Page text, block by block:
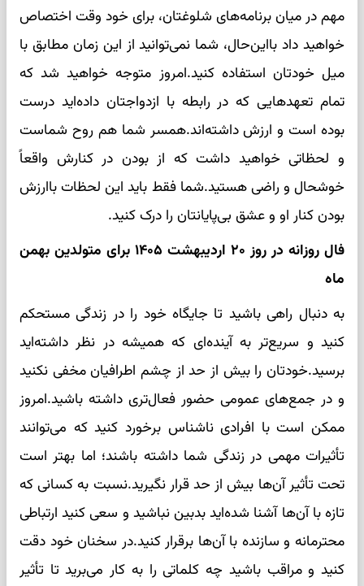
مهم در میان برنامه‌های شلوغتان، برای خود وقت اختصاص
خواهید داد بااین‌حال، شما نمی‌توانید از این زمان مطابق با
میل خودتان استفاده کنید.امروز متوجه خواهید شد که
تمام تعهدهایی که در رابطه با ازدواجتان داده‌اید درست
بوده است و ارزش داشته‌اند.همسر شما هم روح شماست
و لحظاتی خواهید داشت که از بودن در کنارش واقعاً
خوشحال و راضی هستید.شما فقط باید این لحظات باارزش
بودن کنار او و عشق بی‌پایانتان را درک کنید.
فال روزانه در روز ۲۰ اردیبهشت ۱۴۰۵ برای متولدین بهمن
ماه
به دنبال راهی باشید تا جایگاه خود را در زندگی مستحکم
کنید و سریع‌تر به آینده‌ای که همیشه در نظر داشته‌اید
برسید.خودتان را بیش از حد از چشم اطرافیان مخفی نکنید
و در جمع‌های عمومی حضور فعال‌تری داشته باشید.امروز
ممکن است با افرادی ناشناس برخورد کنید که می‌توانند
تأثیرات مهمی در زندگی شما داشته باشند؛ اما بهتر است
تحت تأثیر آن‌ها بیش از حد قرار نگیرید.نسبت به کسانی که
تازه با آن‌ها آشنا شده‌اید بدبین نباشید و سعی کنید ارتباطی
محترمانه و سازنده با آن‌ها برقرار کنید.در سخنان خود دقت
کنید و مراقب باشید چه کلماتی را به کار می‌برید تا تأثیر